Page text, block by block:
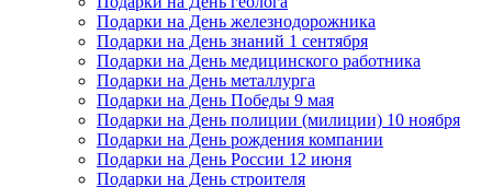
Подарки на День железнодорожника
Подарки на День знаний 1 сентября
Подарки на День медицинского работника
Подарки на День металлурга
Подарки на День Победы 9 мая
Подарки на День полиции (милиции) 10 ноября
Подарки на День рождения компании
Подарки на День России 12 июня
Подарки на День строителя